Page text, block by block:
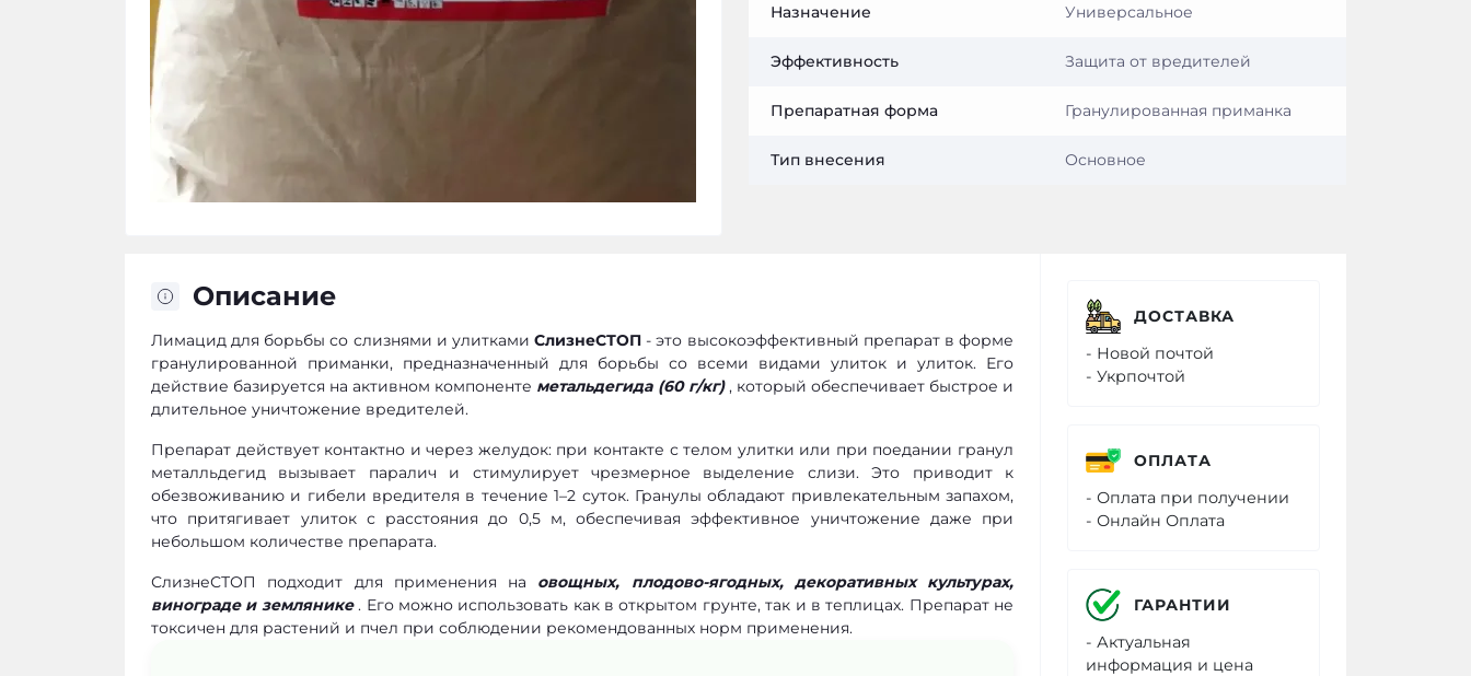
Назначение Универсальное
Эффективность Защита от вредителей
Препаратная форма Гранулированная приманка
Тип внесения Основное
Описание
Лимацид для борьбы со слизнями и улиткамиСлизнеСТОП - это высокоэффективный препарат в форме
гранулированной приманки, предназначенный для борьбы со всеми видами улиток и улиток. Его
действие базируется на активном компоненте метальдегида (60 г/кг), который обеспечивает быстрое и
длительное уничтожение вредителей.
Препарат действует контактно и через желудок: при контакте с телом улитки или при поедании гранул
металльдегид вызывает паралич и стимулирует чрезмерное выделение слизи. Это приводит к
обезвоживанию и гибели вредителя в течение 1–2 суток. Гранулы обладают привлекательным запахом,
что притягивает улиток с расстояния до 0,5 м, обеспечивая эффективное уничтожение даже при
небольшом количестве препарата.
СлизнеСТОП подходит для применения на овощных, плодово-ягодных, декоративных культурах,
винограде и землянике. Его можно использовать как в открытом грунте, так и в теплицах. Препарат не
токсичен для растений и пчел при соблюдении рекомендованных норм применения.
ДОСТАВКА
- Новой почтой
- Укрпочтой
ОПЛАТА
- Оплата при получении
- Онлайн Оплата
ГАРАНТИИ
- Актуальная
информация и цена